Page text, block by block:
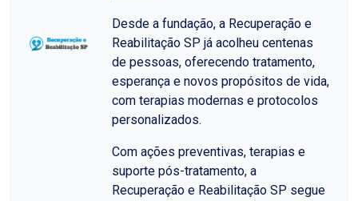
Desde a fundação, a Recuperação e
Reabilitação SP já acolheu centenas
de pessoas, oferecendo tratamento,
esperança e novos propósitos de vida,
com terapias modernas e protocolos
personalizados.
Com ações preventivas, terapias e
suporte pós-tratamento, a
Recuperação e Reabilitação SP segue